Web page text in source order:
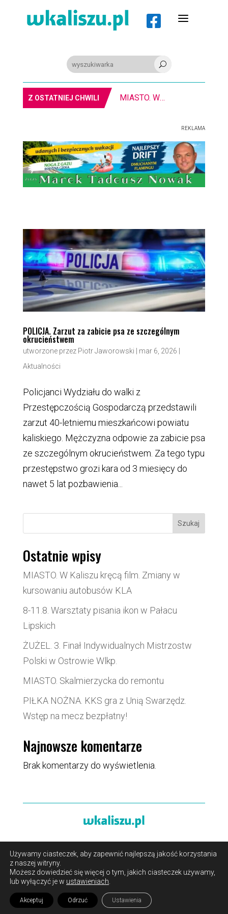
 a
U
Z OSTATNIEJ CHWILI MIASTO. W Kaliszu kręcą film. Zmiany w kursowaniu autobusów KLA
REKLAMA
POLICJA. Zarzut za zabicie psa ze szczególnym
okrucieństwem
utworzone przez Piotr Jaworowski mar 6, 2026
Aktualności
Policjanci Wydziału do walki z
Przestępczością Gospodarczą przedstawili
zarzut 40-letniemu mieszkańcowi powiatu
kaliskiego. Mężczyzna odpowie za zabicie psa
ze szczególnym okrucieństwem. Za tego typu
przestępstwo grozi kara od 3 miesięcy do
nawet 5 lat pozbawienia...
Szukaj
Ostatnie wpisy
MIASTO. W Kaliszu kręcą film. Zmiany w
kursowaniu autobusów KLA
8-11.8. Warsztaty pisania ikon w Pałacu
Lipskich
ŻUŻEL. 3. Finał Indywidualnych Mistrzostw
Polski w Ostrowie Wlkp.
MIASTO. Skalmierzycka do remontu
PIŁKA NOŻNA. KKS gra z Unią Swarzędz.
Wstęp na mecz bezpłatny!
Najnowsze komentarze
Brak komentarzy do wyświetlenia.
O portalu/Reklama/ Polityka prywatności i pliki cookies
/Kontakt
Copyright 2024 Rebell & Pink Elephant
Używamy ciasteczek, aby zapewnić najlepszą jakość korzystania
z naszej witryny.
Możesz dowiedzieć się więcej o tym, jakich ciasteczek używamy,
lub wyłączyć je w ustawieniach
Akceptuj Odrzuć Ustawienia